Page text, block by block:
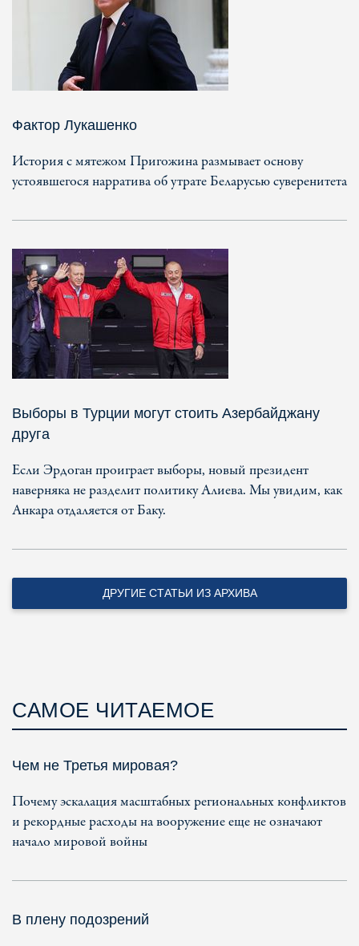
Фактор Лукашенко
История с мятежом Пригожина размывает основу
устоявшегося нарратива об утрате Беларусью суверенитета
Выборы в Турции могут стоить Азербайджану
друга
Если Эрдоган проиграет выборы, новый президент
наверняка не разделит политику Алиева. Мы увидим, как
Анкара отдаляется от Баку.
ДРУГИЕ СТАТЬИ ИЗ АРХИВА
САМОЕ ЧИТАЕМОЕ
Чем не Третья мировая?
Почему эскалация масштабных региональных конфликтов
и рекордные расходы на вооружение еще не означают
начало мировой войны
В плену подозрений